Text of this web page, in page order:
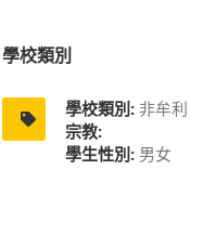
學校類別
學校類別: 非牟利
宗教:
學生性別: 男女